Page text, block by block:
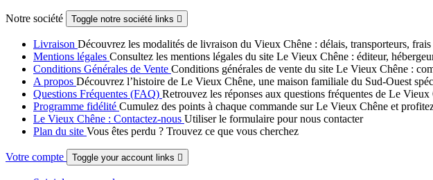
Notre société Toggle notre société links 
Livraison Découvrez les modalités de livraison du Vieux Chêne : délais, transporteurs,
Mentions légales Consultez les mentions légales du site Le Vieux Chêne : éditeur,
Conditions Générales de Vente Conditions générales de vente du site Le Vieux Chêne :
A propos Découvrez l’histoire de Le Vieux Chêne, une maison familiale du Sud-Ouest
Questions Fréquentes (FAQ) Retrouvez les réponses aux questions fréquentes de Le
Programme fidélité Cumulez des points à chaque commande sur Le Vieux Chêne et
Le Vieux Chêne : Contactez-nous Utiliser le formulaire pour nous contacter
Plan du site Vous êtes perdu ? Trouvez ce que vous cherchez
Votre compte Toggle your account links 